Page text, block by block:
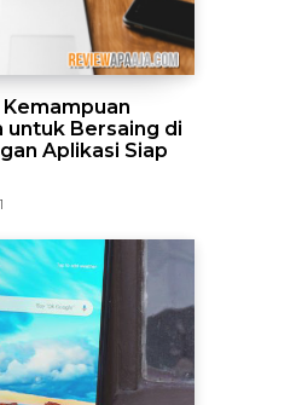
untuk Bersaing di
Aplikasi Siap